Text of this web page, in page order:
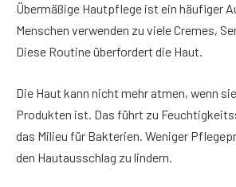
Übermäßige Hautpflege ist ein häufiger
Menschen verwenden zu viele Cremes,
Diese Routine überfordert die Haut.
Die Haut kann nicht mehr atmen, wenn
Produkten ist. Das führt zu
das Milieu für Bakterien. Weniger
den Hautausschlag zu lindern.